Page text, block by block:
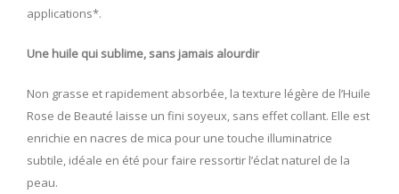
applications*.
Une huile qui sublime, sans jamais alourdir
Non grasse et rapidement absorbée, la texture légère de l’Huile
Rose de Beauté laisse un fini soyeux, sans effet collant. Elle est
enrichie en nacres de mica pour une touche illuminatrice
subtile, idéale en été pour faire ressortir l’éclat naturel de la
peau.